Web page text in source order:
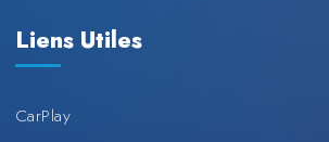
Liens Utiles
CarPlay